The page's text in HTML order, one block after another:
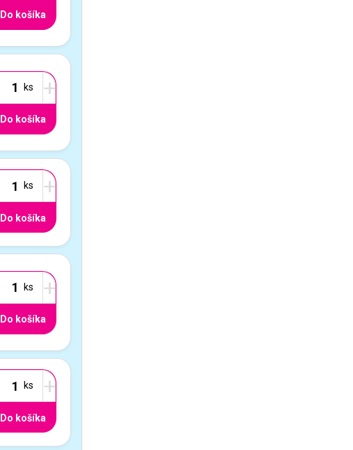
Do košíka
+
Do košíka
+
Do košíka
+
Do košíka
+
Do košíka